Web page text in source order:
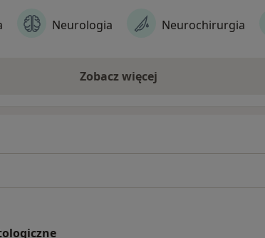
Neurologia Neurochirurgia
Zobacz więcej